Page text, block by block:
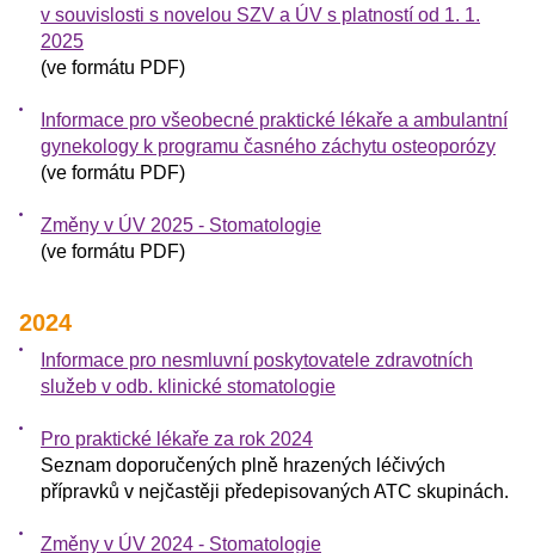
v souvislosti s novelou SZV a ÚV s platností od 1. 1.
2025
(ve formátu PDF)
Informace pro všeobecné praktické lékaře a ambulantní
gynekology k programu časného záchytu osteoporózy
(ve formátu PDF)
Změny v ÚV 2025 - Stomatologie
(ve formátu PDF)
2024
Informace pro nesmluvní poskytovatele zdravotních
služeb v odb. klinické stomatologie
Pro praktické lékaře za rok 2024
Seznam doporučených plně hrazených léčivých
přípravků v nejčastěji předepisovaných ATC skupinách.
Změny v ÚV 2024 - Stomatologie